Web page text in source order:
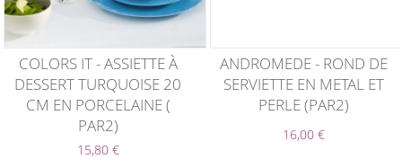
COLORS IT - ASSIETTE À
DESSERT TURQUOISE 20
CM EN PORCELAINE (
PAR2)
15,80 €
ANDROMEDE - ROND DE
SERVIETTE EN METAL ET
PERLE (PAR2)
16,00 €